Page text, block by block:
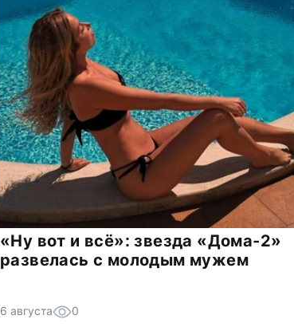
«Ну вот и всё»: звезда «Дома-2»
развелась с молодым мужем
6 августа 0